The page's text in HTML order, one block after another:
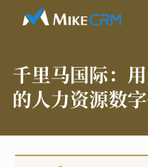
千里马国际：
的人力资源数